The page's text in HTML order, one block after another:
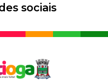
sociais